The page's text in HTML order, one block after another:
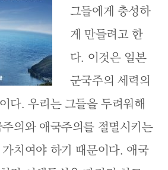
그들에게 충성하
게 만들려고 한
다. 이것은 일본
군국주의 세력의
다. 우리는 그들을 두려워해
의와 애국주의를 절멸시키는
치여야 하기 때문이다. 애국